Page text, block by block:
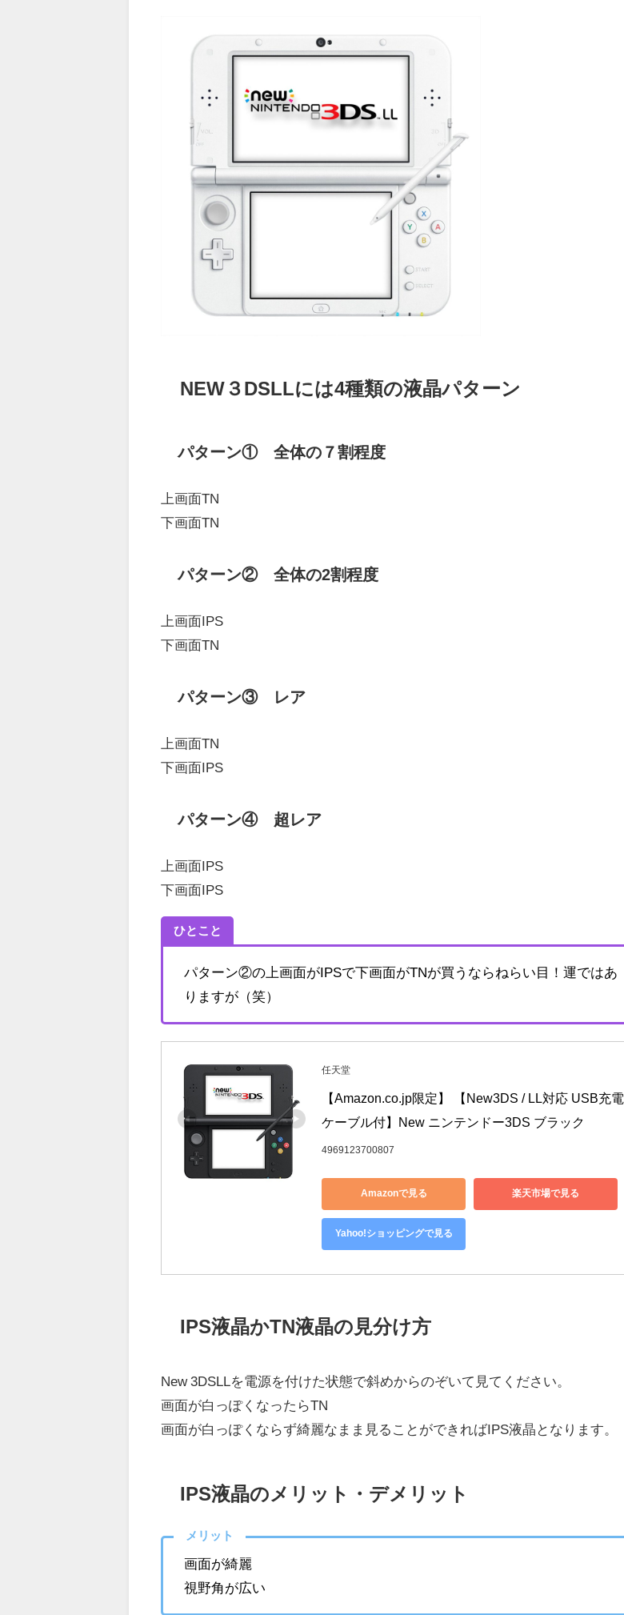
NEW３DSLLには4種類の液晶パターン
パターン① 全体の７割程度
上画面TN
下画面TN
パターン② 全体の2割程度
上画面IPS
下画面TN
パターン③ レア
上画面TN
下画面IPS
パターン④ 超レア
上画面IPS
下画面IPS
ひとこと
パターン②の上画面がIPSで下画面がTNが買うならねらい目！運ではあ
りますが（笑）
任天堂
【Amazon.co.jp限定】 【New3DS / LL対応 USB充電
ケーブル付】New ニンテンドー3DS ブラック
4969123700807
Amazonで見る 楽天市場で見る
Yahoo!ショッピングで見る
IPS液晶かTN液晶の見分け方
New 3DSLLを電源を付けた状態で斜めからのぞいて見てください。
画面が白っぽくなったらTN
画面が白っぽくならず綺麗なまま見ることができればIPS液晶となります。
IPS液晶のメリット・デメリット
メリット
画面が綺麗
視野角が広い